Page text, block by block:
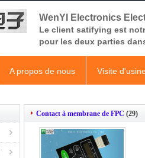
WenYI Electronics
Le client satifying est
pour les deux parties
A propos de nous Visite
Contact à membrane de FPC (29)